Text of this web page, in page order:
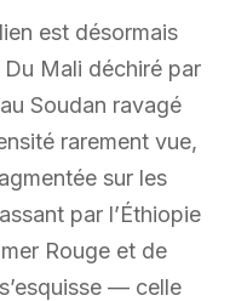
est désormais
Du Mali déchiré par
Soudan ravagé
rarement vue,
sur les
par l’Éthiopie
Rouge et de
— celle